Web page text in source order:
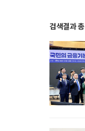
검색결과 총